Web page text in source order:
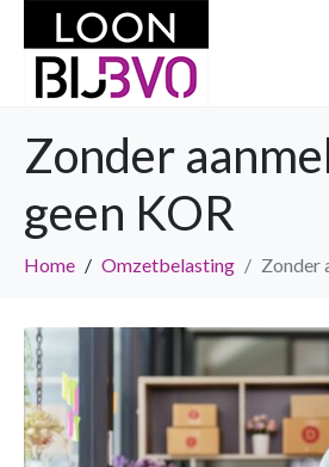
Zonder
geen KOR
Home Omzetbelasting Zonder